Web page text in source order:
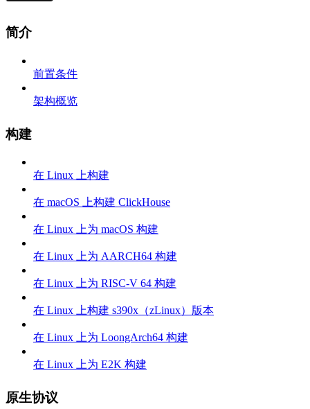
简介
前置条件
架构概览
构建
在 Linux 上构建
在 macOS 上构建 ClickHouse
在 Linux 上为 macOS 构建
在 Linux 上为 AARCH64 构建
在 Linux 上为 RISC-V 64 构建
在 Linux 上构建 s390x（zLinux）版本
在 Linux 上为 LoongArch64 构建
在 Linux 上为 E2K 构建
原生协议